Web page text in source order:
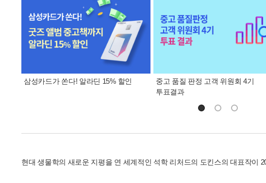
삼성카드가 쏜다! 알라딘 15% 할인
중고 품질 판정 고객 위원회 4기
투표결과
현대 생물학의 새로운 지평을 연 세계적인 석학 리처드의 도킨스의 대표작이